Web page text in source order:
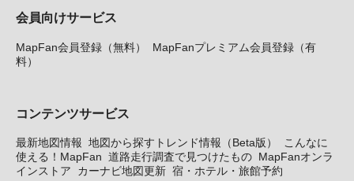
会員向けサービス
MapFan会員登録（無料）
MapFanプレミアム会員登録（有
料）
コンテンツサービス
最新地図情報 地図から探すトレンド情報（Beta版）
こんなに
使える！MapFan 道路走行調査で見つけたもの MapFanオンラ
インストア
カーナビ地図更新 宿・ホテル・旅館予約